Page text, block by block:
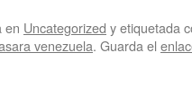
en Uncategorized y etiquetada
venezuela. Guarda el